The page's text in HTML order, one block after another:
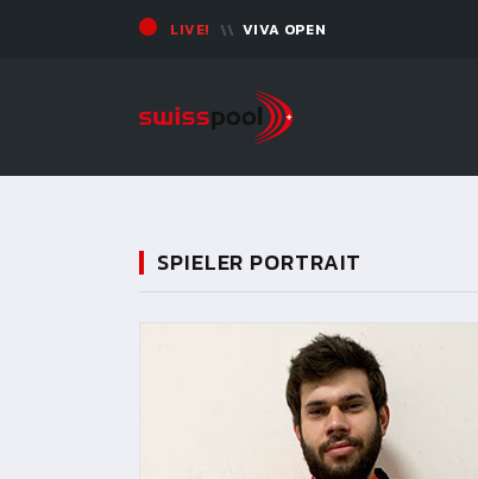
LIVE! VIVA OPEN
SPIELER PORTRAIT